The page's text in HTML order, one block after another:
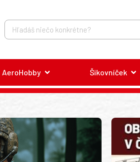
AeroHobby Šikovníček